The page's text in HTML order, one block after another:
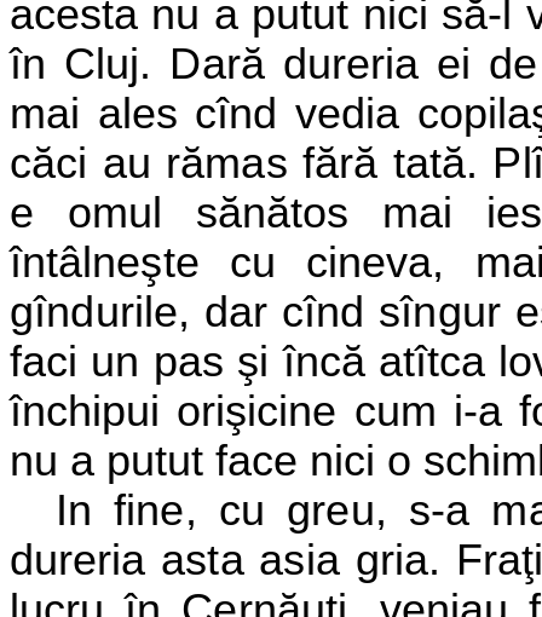
acesta nu a putut nici să-l
în Cluj. Dară dureria ei
mai ales cînd vedia
căci au rămas fără tată.
e omul sănătos mai
întâlneşte cu cineva,
gîndurile, dar cînd sîngur
faci un pas şi încă atîtca
închipui orişicine cum i-a
nu a putut face nici o
In fine, cu greu, s-a
dureria asta asia gria.